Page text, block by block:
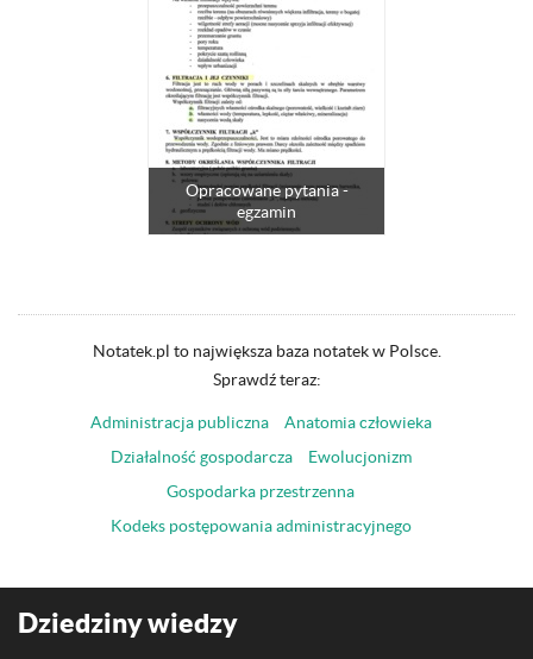
Opracowane pytania -
egzamin
Notatek.pl to największa baza notatek w Polsce.
Sprawdź teraz:
Administracja publiczna
Anatomia człowieka
Działalność gospodarcza
Ewolucjonizm
Gospodarka przestrzenna
Kodeks postępowania administracyjnego
Dziedziny wiedzy